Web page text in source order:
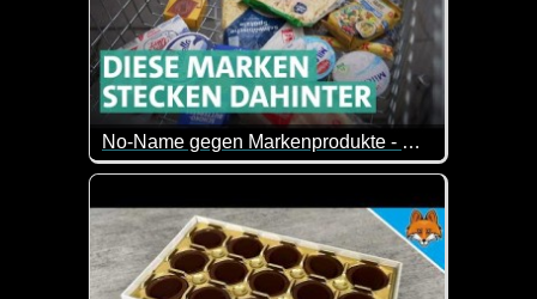
No-Name gegen Markenprodukte - wie viel lässt sich sparen? - Marktcheck SWR
Hinter günstigen No-Name-Produkten steckt oft